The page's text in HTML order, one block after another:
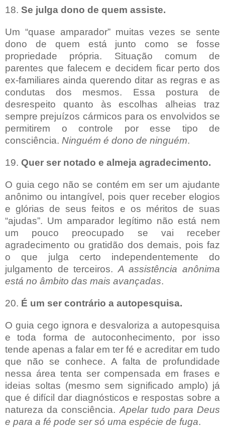
18. Se julga dono de quem assiste.
Um “quase amparador” muitas vezes se sente
dono de quem está junto como se fosse
propriedade própria. Situação comum de
parentes que falecem e decidem ficar perto dos
ex-familiares ainda querendo ditar as regras e as
condutas dos mesmos. Essa postura de
desrespeito quanto às escolhas alheias traz
sempre prejuízos cármicos para os envolvidos se
permitirem o controle por esse tipo de
consciência. Ninguém é dono de ninguém.
19. Quer ser notado e almeja agradecimento.
O guia cego não se contém em ser um ajudante
anônimo ou intangível, pois quer receber elogios
e glórias de seus feitos e os méritos de suas
“ajudas”. Um amparador legítimo não está nem
um pouco preocupado se vai receber
agradecimento ou gratidão dos demais, pois faz
o que julga certo independentemente do
julgamento de terceiros. A assistência anônima
está no âmbito das mais avançadas.
20. É um ser contrário a autopesquisa.
O guia cego ignora e desvaloriza a autopesquisa
e toda forma de autoconhecimento, por isso
tende apenas a falar em ter fé e acreditar em tudo
que não se conhece. A falta de profundidade
nessa área tenta ser compensada em frases e
ideias soltas (mesmo sem significado amplo) já
que é difícil dar diagnósticos e respostas sobre a
natureza da consciência. Apelar tudo para Deus
e para a fé pode ser só uma espécie de fuga.